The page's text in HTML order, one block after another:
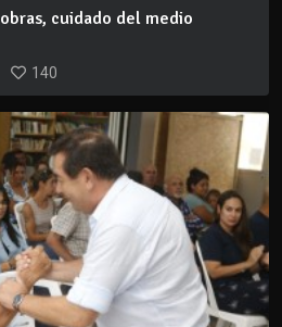
cuidado del medio
140